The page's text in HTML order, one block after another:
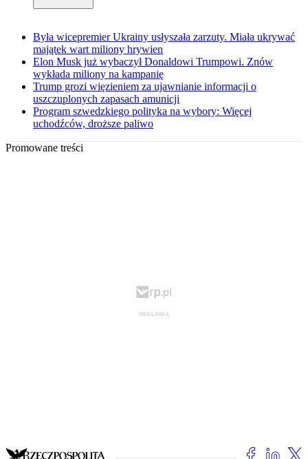
Była wicepremier Ukrainy usłyszała zarzuty. Miała ukrywać
majątek wart miliony hrywien
Elon Musk już wybaczył Donaldowi Trumpowi. Znów
wykłada miliony na kampanię
Trump grozi więzieniem za ujawnianie informacji o
uszczuplonych zapasach amunicji
Program szwedzkiego polityka na wybory: Więcej
uchodźców, droższe paliwo
Promowane treści